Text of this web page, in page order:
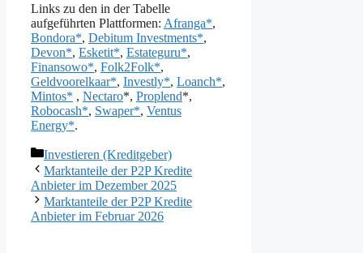
Links zu den in der Tabelle
aufgeführten Plattformen: Afranga*,
Bondora*, Debitum Investments*,
Devon*, Esketit*, Estateguru*,
Finansowo*, Folk2Folk*,
Geldvoorelkaar*, Investly*, Loanch*,
Mintos* , Nectaro*, Proplend*,
Robocash*, Swaper*, Ventus
Energy*.
Kategorien
Investieren (Kreditgeber)
Marktanteile der P2P Kredite
Anbieter im Dezember 2025
Marktanteile der P2P Kredite
Anbieter im Februar 2026